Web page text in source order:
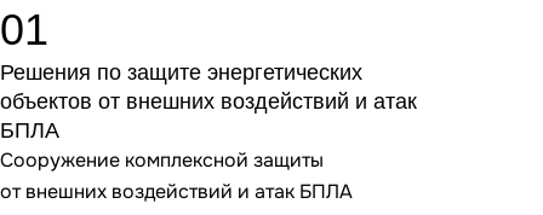
Решения по защите энергетических
объектов от внешних воздействий и атак
БПЛА
Сооружение комплексной защиты
от внешних воздействий и атак БПЛА